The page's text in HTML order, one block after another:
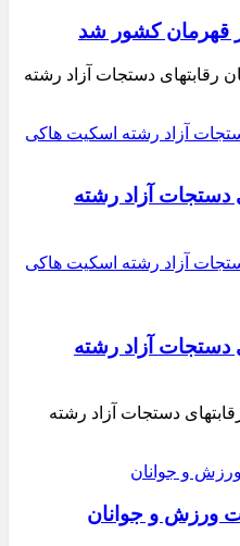
قهرمان کشور شد
رقابتهای دستجات آزاد رشته
دستجات آزاد رشته
دستجات آزاد رشته
دستجات آزاد رشته
ورزش و جوانان